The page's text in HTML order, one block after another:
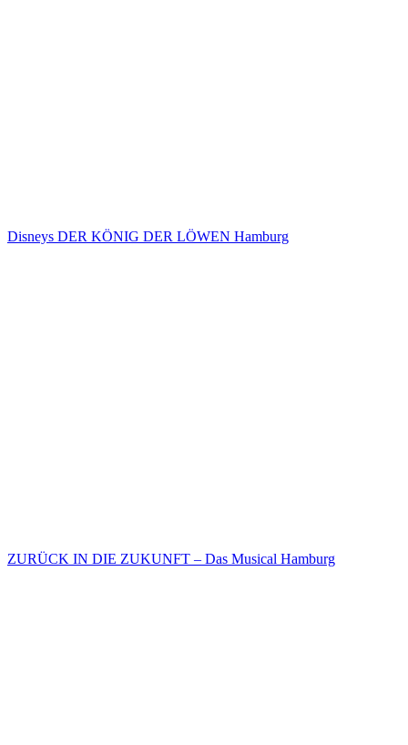
Disneys DER KÖNIG DER LÖWEN Hamburg
ZURÜCK IN DIE ZUKUNFT – Das Musical Hamburg